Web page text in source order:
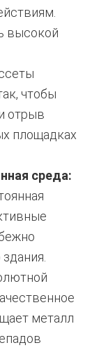
высокой
чтобы
отрыв
площадках
среда:
металл